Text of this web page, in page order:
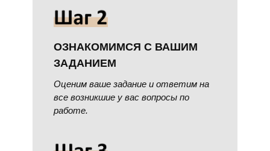
ОЗНАКОМИМСЯ С ВАШИМ
ЗАДАНИЕМ
Оценим ваше задание и ответим на
все возникшие у вас вопросы по
работе.